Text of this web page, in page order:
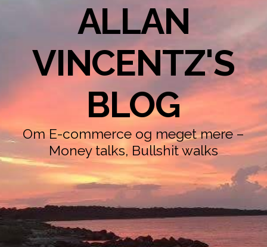
ALLAN
VINCENTZ'S
BLOG
Om E-commerce og meget mere –
Money talks, Bullshit walks